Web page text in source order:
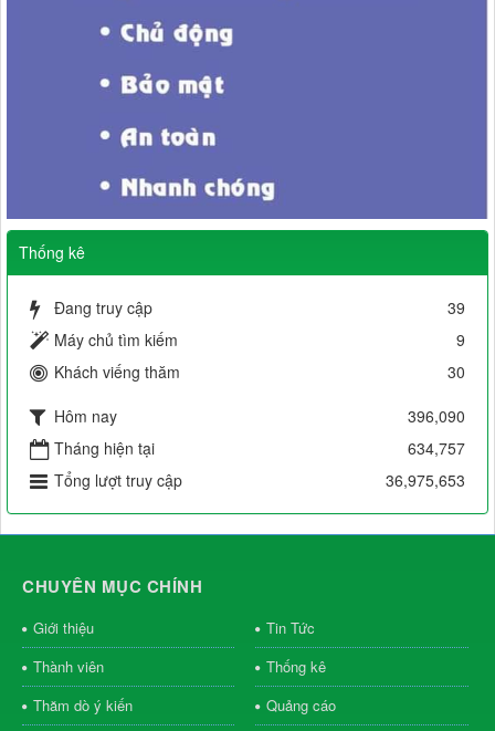
Thống kê
Đang truy cập
39
Máy chủ tìm kiếm
9
Khách viếng thăm
30
Hôm nay
396,090
Tháng hiện tại
634,757
Tổng lượt truy cập
36,975,653
CHUYÊN MỤC CHÍNH
Giới thiệu
Tin Tức
Thành viên
Thống kê
Thăm dò ý kiến
Quảng cáo